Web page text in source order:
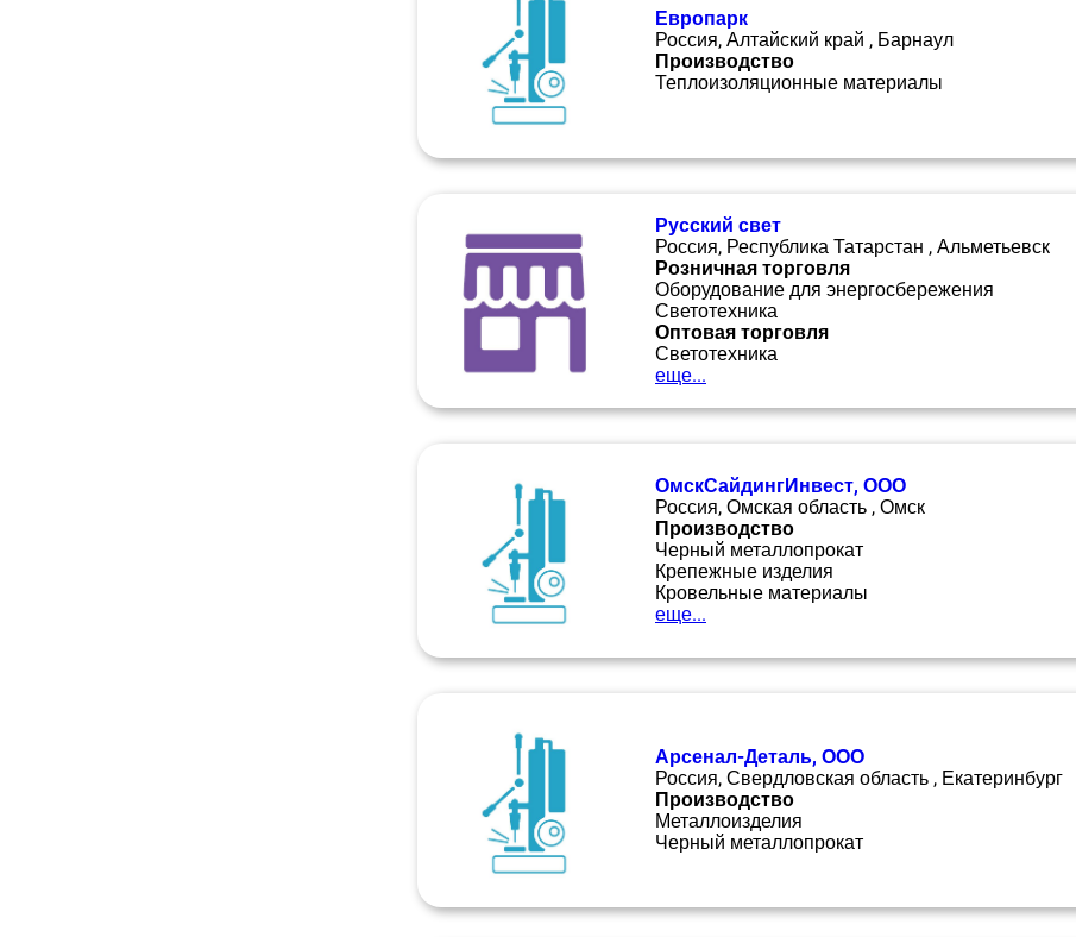
Европарк
Россия, Алтайский край , Барнаул
Производство
Теплоизоляционные материалы
Русский свет
Россия, Республика Татарстан , Альметьевск
Розничная торговля
Оборудование для энергосбережения
Светотехника
Оптовая торговля
Светотехника
еще...
ОмскСайдингИнвест, ООО
Россия, Омская область , Омск
Производство
Черный металлопрокат
Крепежные изделия
Кровельные материалы
еще...
Арсенал-Деталь, ООО
Россия, Свердловская область , Екатеринбург
Производство
Металлоизделия
Черный металлопрокат